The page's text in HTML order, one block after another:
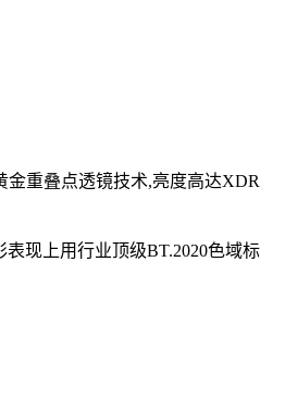
金重叠点透镜技术,亮度高达XDR
现上用行业顶级BT.2020色域标